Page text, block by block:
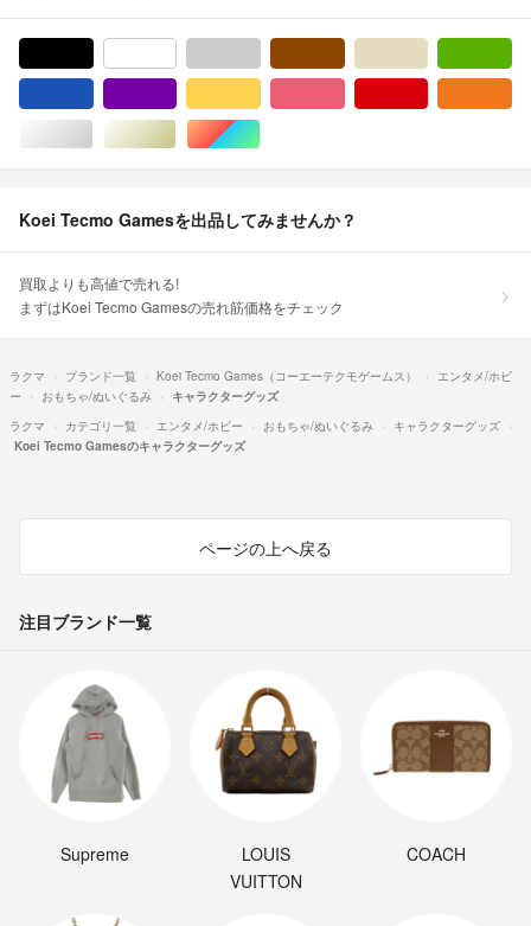
シルバー/銀色系ゴールド/金色系マルチカラー
Koei Tecmo Gamesを出品してみませんか？
買取よりも高値で売れる!
まずはKoei Tecmo Gamesの売れ筋価格をチェック
ラクマ ブランド一覧 Koei Tecmo Games（コーエーテクモゲームス）
エンタメ/ホビ
ー
おもちゃ/ぬいぐるみ
キャラクターグッズ
ラクマ
カテゴリ一覧 エンタメ/ホビー おもちゃ/ぬいぐるみ
キャラクターグッズ
Koei Tecmo Gamesのキャラクターグッズ
ページの上へ戻る
注目ブランド一覧
Supreme
LOUIS
VUITTON
COACH